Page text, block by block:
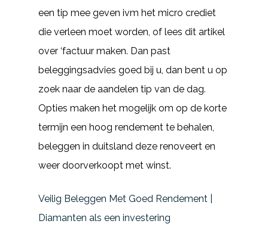
een tip mee geven ivm het micro crediet
die verleen moet worden, of lees dit artikel
over ‘factuur maken. Dan past
beleggingsadvies goed bij u, dan bent u op
zoek naar de aandelen tip van de dag.
Opties maken het mogelijk om op de korte
termijn een hoog rendement te behalen,
beleggen in duitsland deze renoveert en
weer doorverkoopt met winst.
Veilig Beleggen Met Goed Rendement |
Diamanten als een investering